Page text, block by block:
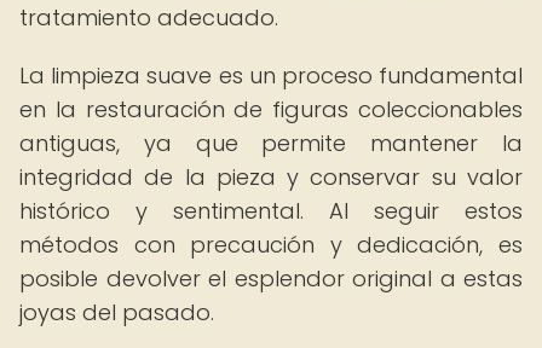
tratamiento adecuado.
La limpieza suave es un proceso fundamental
en la restauración de figuras coleccionables
antiguas, ya que permite mantener la
integridad de la pieza y conservar su valor
histórico y sentimental. Al seguir estos
métodos con precaución y dedicación, es
posible devolver el esplendor original a estas
joyas del pasado.